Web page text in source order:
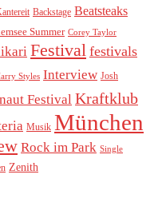
Backstage Beatsteaks
Summer Corey Taylor
Festival festivals
Styles Interview Josh
Festival Kraftklub
Musik München
Rock im Park Single
Zenith